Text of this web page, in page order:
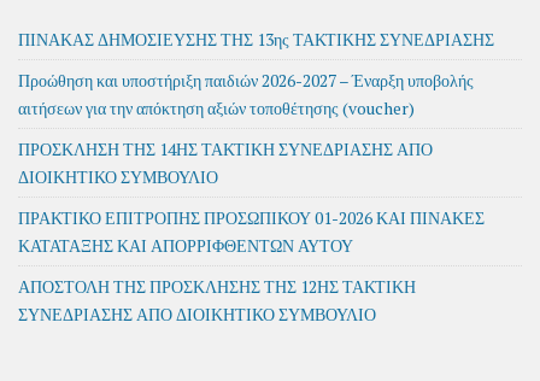
ΠΙΝΑΚΑΣ ΔΗΜΟΣΙΕΥΣΗΣ ΤΗΣ 13ης ΤΑΚΤΙΚΗΣ ΣΥΝΕΔΡΙΑΣΗΣ
Προώθηση και υποστήριξη παιδιών 2026-2027 – Έναρξη υποβολής
αιτήσεων για την απόκτηση αξιών τοποθέτησης (voucher)
ΠΡΟΣΚΛΗΣΗ ΤΗΣ 14ΗΣ ΤΑΚΤΙΚΗ ΣΥΝΕΔΡΙΑΣΗΣ ΑΠΟ
ΔΙΟΙΚΗΤΙΚΟ ΣΥΜΒΟΥΛΙΟ
ΠΡΑΚΤΙΚΟ ΕΠΙΤΡΟΠΗΣ ΠΡΟΣΩΠΙΚΟΥ 01-2026 ΚΑΙ ΠΙΝΑΚΕΣ
ΚΑΤΑΤΑΞΗΣ ΚΑΙ ΑΠΟΡΡΙΦΘΕΝΤΩΝ ΑΥΤΟΥ
ΑΠΟΣΤΟΛΗ ΤΗΣ ΠΡΟΣΚΛΗΣΗΣ ΤΗΣ 12ΗΣ ΤΑΚΤΙΚΗ
ΣΥΝΕΔΡΙΑΣΗΣ ΑΠΟ ΔΙΟΙΚΗΤΙΚΟ ΣΥΜΒΟΥΛΙΟ